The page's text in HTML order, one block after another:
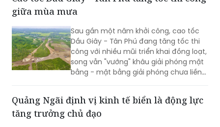
giữa mùa mưa
Sau gần một năm khởi công, cao tốc
Dầu Giây - Tân Phú đang tăng tốc thi
công với nhiều mũi triển khai đồng loạt,
song vẫn "vướng" khâu giải phóng mặt
bằng - mặt bằng giải phóng chưa liền
Quảng Ngãi định vị kinh tế biển là động lực
tăng trưởng chủ đạo